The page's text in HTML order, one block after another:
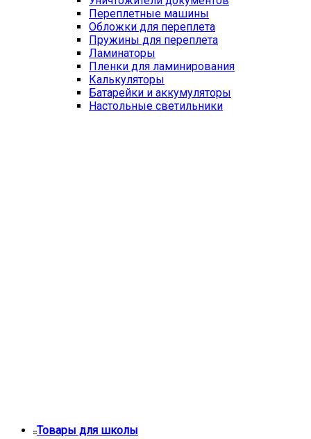
Переплетные машины
Обложки для переплета
Пружины для переплета
Ламинаторы
Пленки для ламинирования
Калькуляторы
Батарейки и аккумуляторы
Настольные светильники
Товары для школы